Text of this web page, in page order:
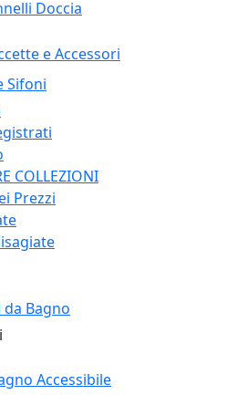
Doccia
e Accessori
Sifoni
COLLEZIONI
Prezzi
da Bagno
Accessibile